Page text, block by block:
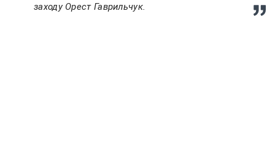
заходу Орест Гаврильчук.